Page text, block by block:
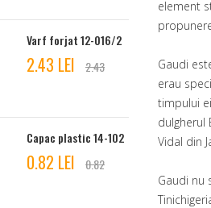
Varf forjat 12-016/2
2.43 LEI 2.43
Capac plastic 14-102
0.82 LEI 0.82
element
Gaudi
erau
timpului
dulgherul
Vidal din
Gaudi nu